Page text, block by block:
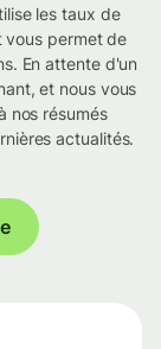
les taux de
vous permet de
En attente d'un
et nous vous
nos résumés
actualités.